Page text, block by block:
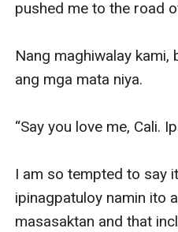
pushed me to the road
Nang maghiwalay kami,
ang mga mata niya.
“Say you love me, Cali.
I am so tempted to say
ipinagpatuloy namin ito
masasaktan and that